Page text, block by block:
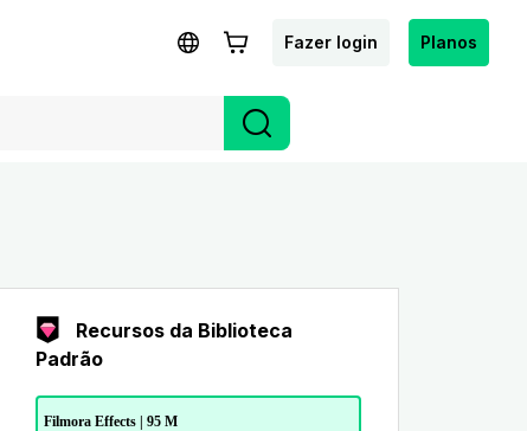
Fazer login Planos
Recursos da Biblioteca
Padrão
Filmora Effects | 95 M